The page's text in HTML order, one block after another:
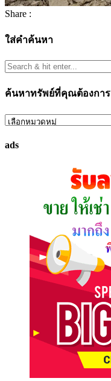
Share :
ใส่คำค้นหา
ค้นหาทรัพย์ที่คุณต้องการ
ค้นหา
ที่
ads